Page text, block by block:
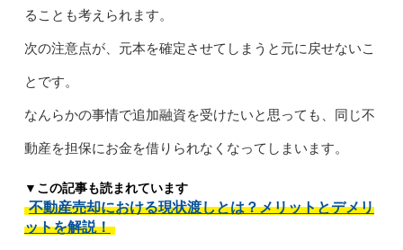
ることも考えられます。
次の注意点が、元本を確定させてしまうと元に戻せないこ
とです。
なんらかの事情で追加融資を受けたいと思っても、同じ不
動産を担保にお金を借りられなくなってしまいます。
▼この記事も読まれています
不動産売却における現状渡しとは？メリットとデメリ
ットを解説！